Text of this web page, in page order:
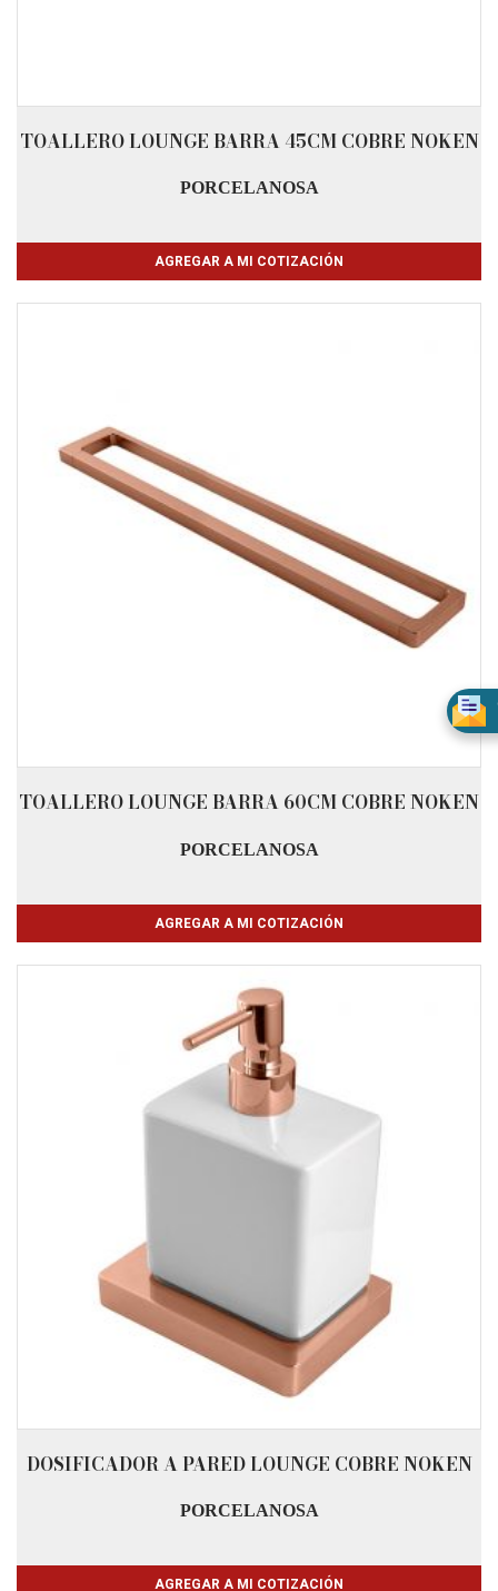
TOALLERO LOUNGE BARRA 45CM COBRE NOKEN
PORCELANOSA
AGREGAR A MI COTIZACIÓN
TOALLERO LOUNGE BARRA 60CM COBRE NOKEN
PORCELANOSA
AGREGAR A MI COTIZACIÓN
DOSIFICADOR A PARED LOUNGE COBRE NOKEN
PORCELANOSA
AGREGAR A MI COTIZACIÓN